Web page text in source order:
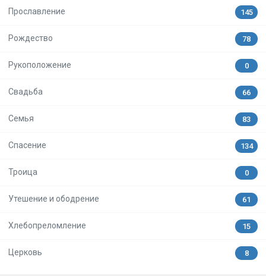
Прославление 145
Рождество 78
Рукоположение 0
Свадьба 66
Семья 83
Спасение 134
Троица 0
Утешение и ободрение 61
Хлебопреломление 15
Церковь 8